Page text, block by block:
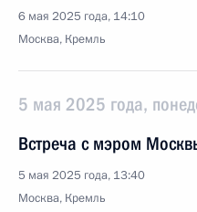
6 мая 2025 года, 14:10
Москва, Кремль
5 мая 2025 года,
Встреча с мэром
5 мая 2025 года, 13:40
Москва, Кремль